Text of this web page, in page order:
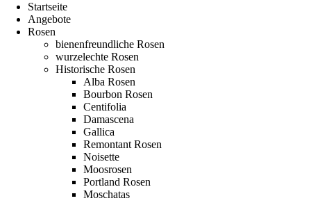
Startseite
Angebote
Rosen
bienenfreundliche Rosen
wurzelechte Rosen
Historische Rosen
Alba Rosen
Bourbon Rosen
Centifolia
Damascena
Gallica
Remontant Rosen
Noisette
Moosrosen
Portland Rosen
Moschatas